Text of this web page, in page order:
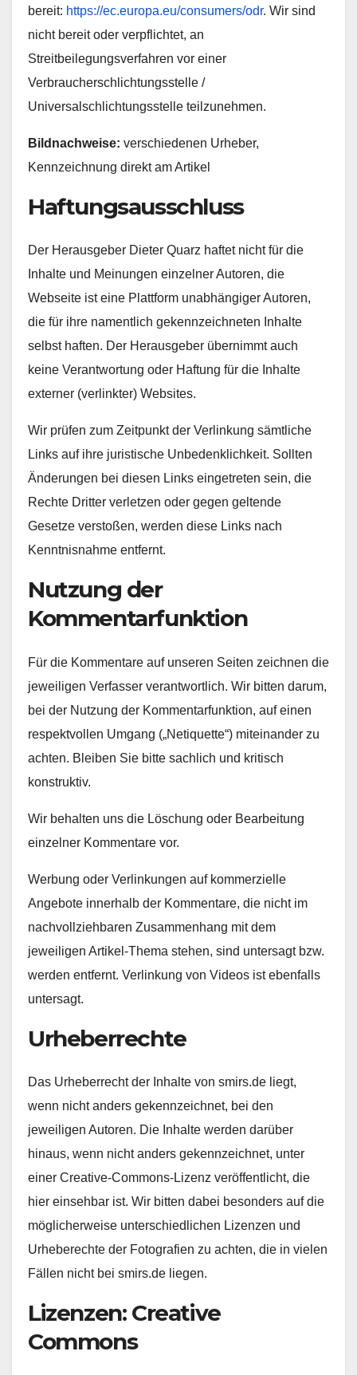
bereit: https://ec.europa.eu/consumers/odr. Wir sind
nicht bereit oder verpflichtet, an
Streitbeilegungsverfahren vor einer
Verbraucherschlichtungsstelle /
Universalschlichtungsstelle teilzunehmen.
Bildnachweise: verschiedenen Urheber,
Kennzeichnung direkt am Artikel
Haftungsausschluss
Der Herausgeber Dieter Quarz haftet nicht für die
Inhalte und Meinungen einzelner Autoren, die
Webseite ist eine Plattform unabhängiger Autoren,
die für ihre namentlich gekennzeichneten Inhalte
selbst haften. Der Herausgeber übernimmt auch
keine Verantwortung oder Haftung für die Inhalte
externer (verlinkter) Websites.
Wir prüfen zum Zeitpunkt der Verlinkung sämtliche
Links auf ihre juristische Unbedenklichkeit. Sollten
Änderungen bei diesen Links eingetreten sein, die
Rechte Dritter verletzen oder gegen geltende
Gesetze verstoßen, werden diese Links nach
Kenntnisnahme entfernt.
Nutzung der
Kommentarfunktion
Für die Kommentare auf unseren Seiten zeichnen die
jeweiligen Verfasser verantwortlich. Wir bitten darum,
bei der Nutzung der Kommentarfunktion, auf einen
respektvollen Umgang („Netiquette“) miteinander zu
achten. Bleiben Sie bitte sachlich und kritisch
konstruktiv.
Wir behalten uns die Löschung oder Bearbeitung
einzelner Kommentare vor.
Werbung oder Verlinkungen auf kommerzielle
Angebote innerhalb der Kommentare, die nicht im
nachvollziehbaren Zusammenhang mit dem
jeweiligen Artikel-Thema stehen, sind untersagt bzw.
werden entfernt. Verlinkung von Videos ist ebenfalls
untersagt.
Urheberrechte
Das Urheberrecht der Inhalte von smirs.de liegt,
wenn nicht anders gekennzeichnet, bei den
jeweiligen Autoren. Die Inhalte werden darüber
hinaus, wenn nicht anders gekennzeichnet, unter
einer Creative-Commons-Lizenz veröffentlicht, die
hier einsehbar ist. Wir bitten dabei besonders auf die
möglicherweise unterschiedlichen Lizenzen und
Urheberechte der Fotografien zu achten, die in vielen
Fällen nicht bei smirs.de liegen.
Lizenzen: Creative
Commons